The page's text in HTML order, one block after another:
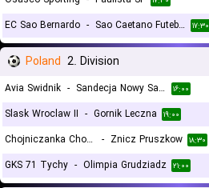
EC Sao Bernardo - Sao Caetano Futebol ۱۷:۳۰
Poland 2. Division
Avia Swidnik - Sandecja Nowy Sacz ۱۶:۰۰
Slask Wroclaw II - Gornik Leczna ۱۹:۰۰
Chojniczanka Chojnice
- Znicz Pruszkow ۱۸:۳۰
GKS 71 Tychy - Olimpia Grudziadz ۲۱:۰۰